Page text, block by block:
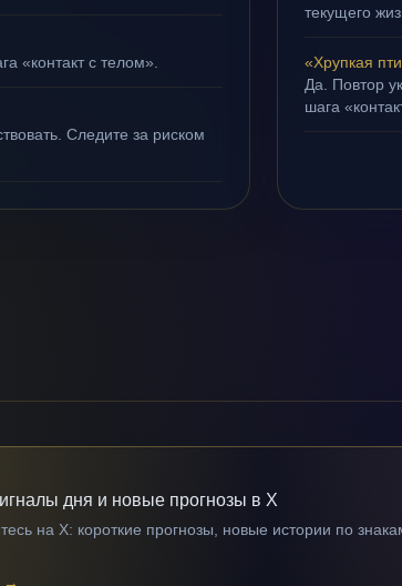
«контакт с телом».
Следите за риском
текущего
«Хрупкая
Да. Повтор
шага
дня и новые прогнозы в X
на X: короткие прогнозы, новые истории по